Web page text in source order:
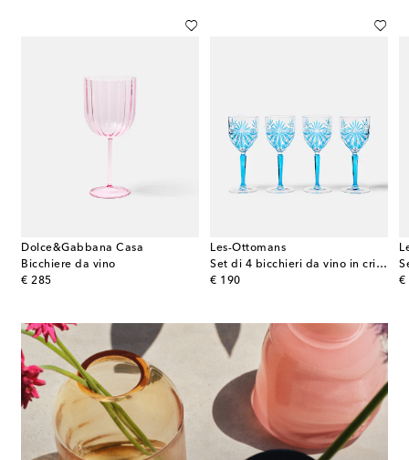
Dolce&Gabbana Casa
Bicchiere da vino
€ 285
original price
Les-Ottomans
Set di 4 bicchieri da vino in cristallo
€ 190
original price €